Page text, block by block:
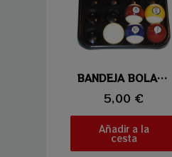
Vista rápidaBANDEJA BOLAS 57,2MM
5,00 €
Añadir a la
cesta